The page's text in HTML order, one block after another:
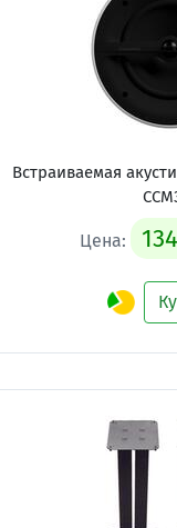
Встраиваемая
Цена: